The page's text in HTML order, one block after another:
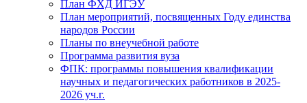
План ФХД ИГЭУ
План мероприятий, посвященных Году единства
народов России
Планы по внеучебной работе
Программа развития вуза
ФПК: программы повышения квалификации
научных и педагогических работников в 2025-
2026 уч.г.